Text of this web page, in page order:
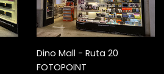
Dino Mall - Ruta 20
FOTOPOINT